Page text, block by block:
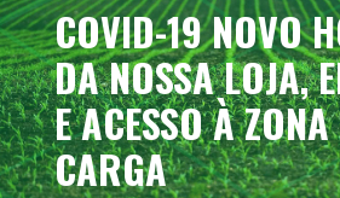
COVID-19 NOVO
DA NOSSA LOJA,
E ACESSO À ZONA
CARGA